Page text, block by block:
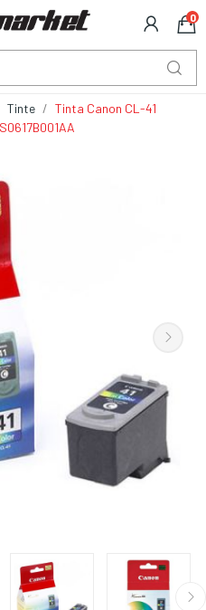
0
Tinte
Tinta Canon CL-41